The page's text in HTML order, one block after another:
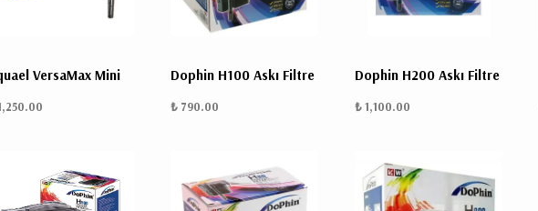
VersaMax Mini Dophin H100 Askı Filtre
₺ 790.00
Dophin H200 Askı Filtre
₺ 1,100.00